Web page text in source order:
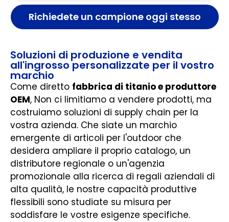
Richiedete un campione oggi stesso
Soluzioni di produzione e vendita
all'ingrosso personalizzate per il vostro
marchio
Come diretto fabbrica di titanio e produttore
OEM, Non ci limitiamo a vendere prodotti, ma
costruiamo soluzioni di supply chain per la
vostra azienda. Che siate un marchio
emergente di articoli per l'outdoor che
desidera ampliare il proprio catalogo, un
distributore regionale o un'agenzia
promozionale alla ricerca di regali aziendali di
alta qualità, le nostre capacità produttive
flessibili sono studiate su misura per
soddisfare le vostre esigenze specifiche.